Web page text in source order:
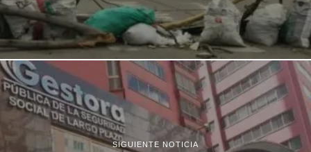
SIGUIENTE NOTICIA